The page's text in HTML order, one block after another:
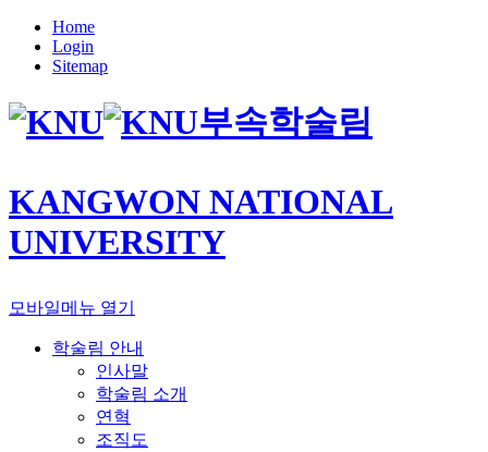
Home
Login
Sitemap
부속학술림
KANGWON NATIONAL
UNIVERSITY
모바일메뉴 열기
학술림 안내
인사말
학술림 소개
연혁
조직도